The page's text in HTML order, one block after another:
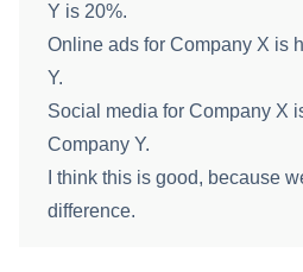
Y is 20%.
Online ads for Company X is
Y.
Social media for Company X
Company Y.
I think this is good, because
difference.